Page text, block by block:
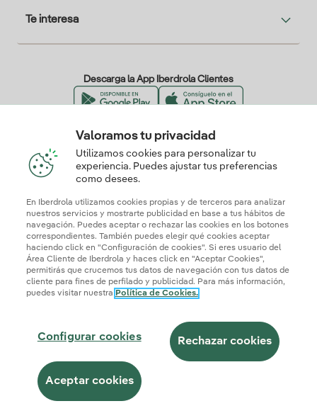
Te interesa
Descarga la App Iberdrola Clientes
Nuestros certificados de confianza
Mapa webInformación legal y Política de cookies
Seguridad de la informaciónAccesibilidad
¿Cómo ser colaborador?
Transparencia IAIberdrola.com
© 2026 Iberdrola Clientes S.A.U.
Este sitio está protegido por reCAPTCHA.
Valoramos tu privacidad
Utilizamos cookies para personalizar tu
experiencia. Puedes ajustar tus preferencias
como desees.
En Iberdrola utilizamos cookies propias y de terceros para analizar
nuestros servicios y mostrarte publicidad en base a tus hábitos de
navegación. Puedes aceptar o rechazar las cookies en los botones
correspondientes. También puedes elegir qué cookies aceptar
haciendo click en "Configuración de cookies". Si eres usuario del
Área Cliente de Iberdrola y haces click en "Aceptar Cookies",
permitirás que crucemos tus datos de navegación con tus datos de
cliente para fines de perfilado y publicidad. Para más información,
puedes visitar nuestra Política de Cookies.
Configurar cookies Rechazar cookies
Aceptar cookies